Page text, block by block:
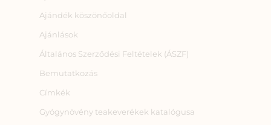
Ajándék köszönőoldal
Ajánlások
Általános Szerződési Feltételek (ÁSZF)
Bemutatkozás
Címkék
Gyógynövény teakeverékek katalógusa